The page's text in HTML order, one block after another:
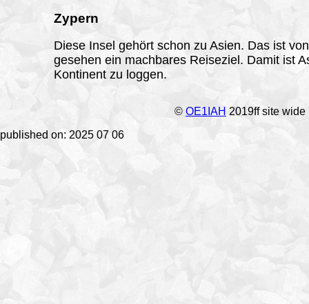
Zypern
Diese Insel gehört schon zu Asien. Das ist
gesehen ein machbares Reiseziel. Damit ist
Kontinent zu loggen.
© OE1IAH 2019ff site
published on: 2025 07 06